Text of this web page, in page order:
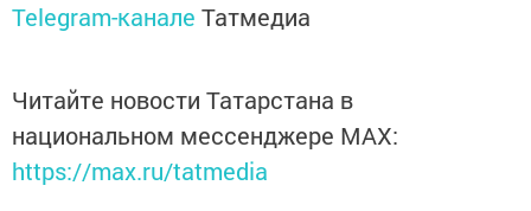
Telegram-канале Татмедиа
Читайте новости Татарстана в
национальном мессенджере MАХ:
https://max.ru/tatmedia